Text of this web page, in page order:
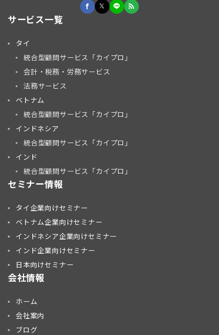
サービス一覧
タイ
統合型顧問サービス「カイプロ」
会計・税務・労務サービス
法務サービス
ベトナム
統合型顧問サービス「カイプロ」
インドネシア
統合型顧問サービス「カイプロ」
インド
統合型顧問サービス「カイプロ」
セミナー情報
タイ企業向けセミナー
ベトナム企業向けセミナー
インドネシア企業向けセミナー
インド企業向けセミナー
日本向けセミナー
会社情報
ホーム
会社案内
ブログ